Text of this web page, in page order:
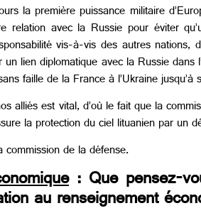
la première puissance militaire
avec la Russie pour éviter
vis-à-vis des autres
lien diplomatique avec la Russie
faille de la France à l’Ukraine
alliés est vital, d’où le fait que la
la protection du ciel lituanien par un
de la défense.
: Que pensez-
au renseignement